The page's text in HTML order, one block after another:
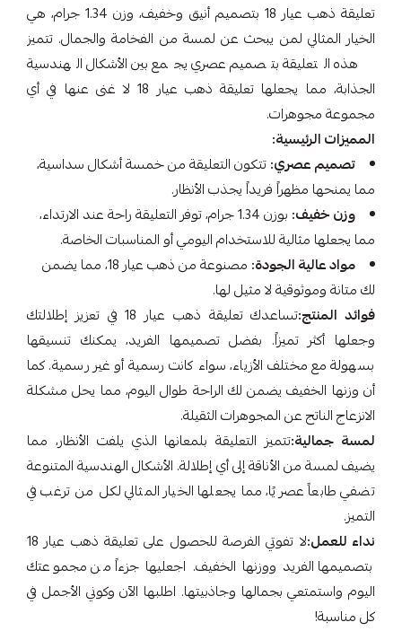
تعليقة ذهب عيار 18 بتصميم أنيق وخفيف، وزن 1.34 جرام، هي
الخيار المثالي لمن يبحث عن لمسة من الفخامة والجمال. تتميز
هذه التعليقة بتصميم عصري يجمع بين الأشكال الهندسية
الجذابة، مما يجعلها تعليقة ذهب عيار 18 لا غنى عنها في أي
مجموعة مجوهرات.
المميزات الرئيسية:
تصميم عصري:تتكون التعليقة من خمسة أشكال سداسية،
مما يمنحها مظهراً فريداً يجذب الأنظار.
وزن خفيف:
بوزن 1.34 جرام، توفر التعليقة راحة عند الارتداء،
مما يجعلها مثالية للاستخدام اليومي أو المناسبات الخاصة.
مواد عالية الجودة:
مصنوعة من ذهب عيار 18، مما يضمن
لك متانة وموثوقية لا مثيل لها.
فوائد المنتج:
تساعدك تعليقة ذهب عيار 18 في تعزيز إطلالتك
وجعلها أكثر تميزاً. بفضل تصميمها الفريد، يمكنك تنسيقها
بسهولة مع مختلف الأزياء، سواء كانت رسمية أو غير رسمية. كما
أن وزنها الخفيف يضمن لك الراحة طوال اليوم، مما يحل مشكلة
الانزعاج الناتج عن المجوهرات الثقيلة.
لمسة جمالية:تتميز التعليقة بلمعانها الذي يلفت الأنظار، مما
يضيف لمسة من الأناقة إلى أي إطلالة. الأشكال الهندسية المتنوعة
تضفي طابعاً عصريًا، مما يجعلها الخيار المثالي لكل من ترغب في
التميز.
نداء للعمل:
لا تفوتي الفرصة للحصول على تعليقة ذهب عيار 18
بتصميمها الفريد ووزنها الخفيف. اجعليها جزءاً من مجموعتك
اليوم واستمتعي بجمالها وجاذبيتها. اطلبها الآن وكوني الأجمل في
كل مناسبة!